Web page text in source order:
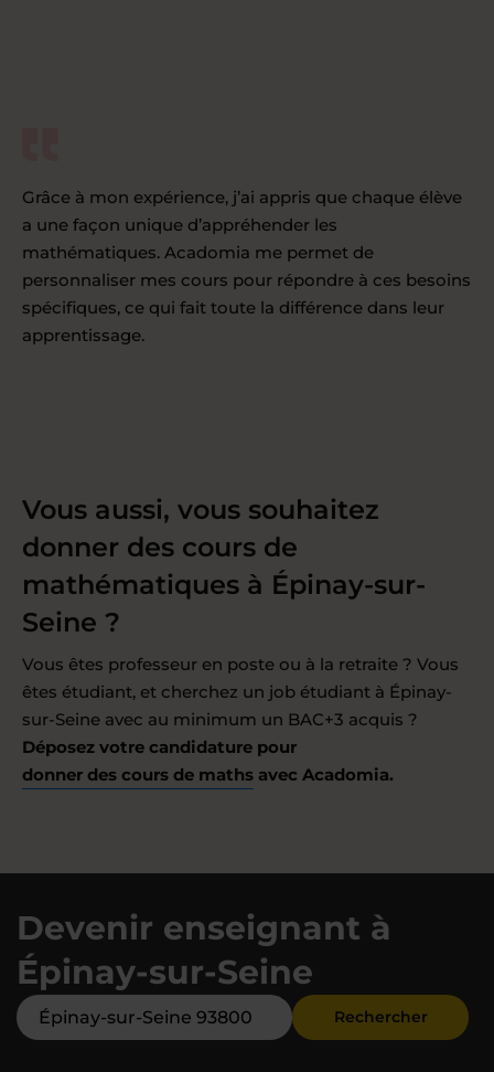
Grâce à mon expérience, j’ai appris que chaque élève
a une façon unique d’appréhender les
mathématiques. Acadomia me permet de
personnaliser mes cours pour répondre à ces besoins
spécifiques, ce qui fait toute la différence dans leur
apprentissage.
Vous aussi, vous souhaitez
donner des cours de
mathématiques à Épinay-sur-
Seine ?
Vous êtes professeur en poste ou à la retraite ? Vous
êtes étudiant, et cherchez un job étudiant à Épinay-
sur-Seine avec au minimum un BAC+3 acquis ?
Déposez votre candidature pour
donner des cours de maths avec Acadomia.
Devenir enseignant à
Épinay-sur-Seine
Rechercher